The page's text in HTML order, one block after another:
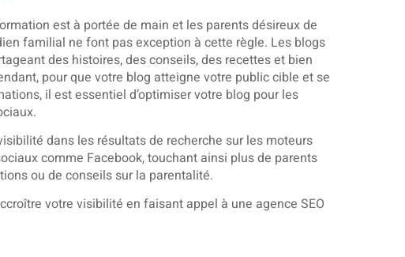
est à portée de main et les parents désireux de
familial ne font pas exception à cette règle. Les blogs
des histoires, des conseils, des recettes et bien
pour que votre blog atteigne votre public cible et se
il est essentiel d’optimiser votre blog pour les
dans les résultats de recherche sur les moteurs
comme Facebook, touchant ainsi plus de parents
ou de conseils sur la parentalité.
votre visibilité en faisant appel à une agence SEO